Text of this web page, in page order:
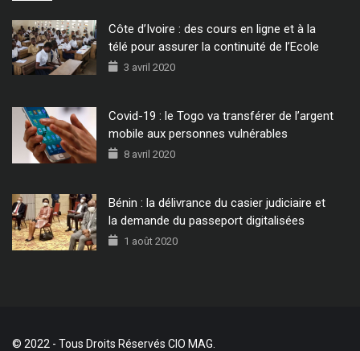
Côte d’Ivoire : des cours en ligne et à la
télé pour assurer la continuité de l’Ecole
3 avril 2020
Covid-19 : le Togo va transférer de l’argent
mobile aux personnes vulnérables
8 avril 2020
Bénin : la délivrance du casier judiciaire et
la demande du passeport digitalisées
1 août 2020
© 2022 - Tous Droits Réservés CIO MAG.